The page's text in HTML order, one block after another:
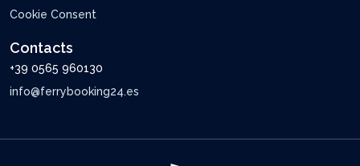
Cookie Consent
Contacts
+39 0565 960130
info@ferrybooking24.es